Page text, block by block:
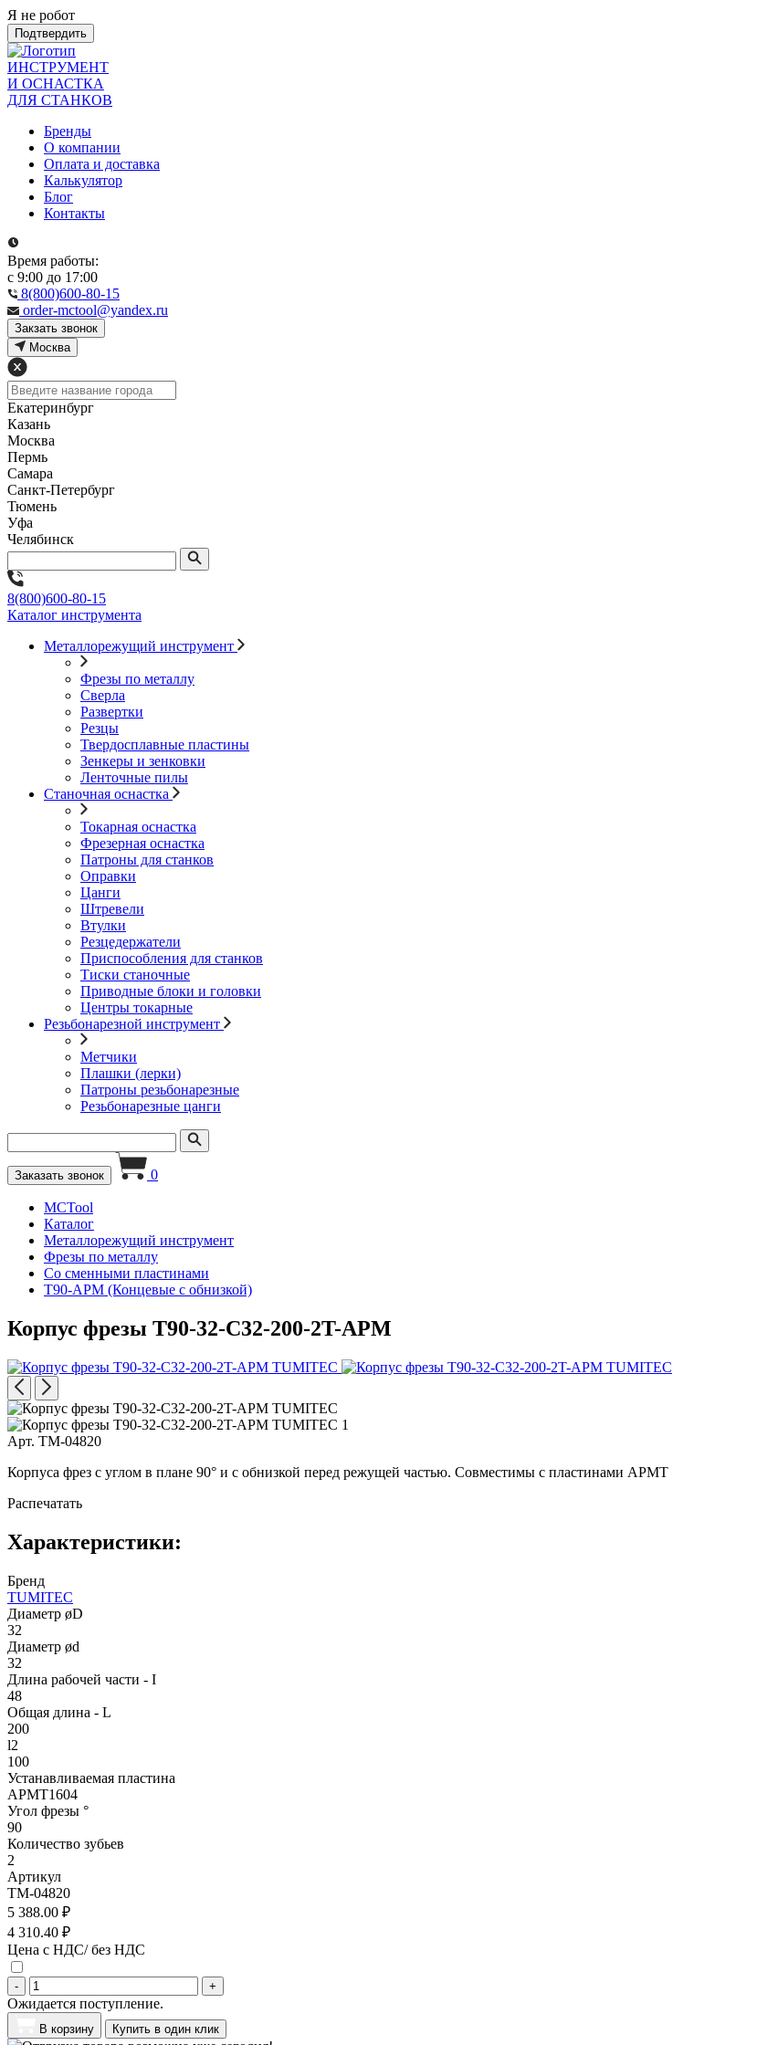
Я не робот
Подтвердить
ИНСТРУМЕНТ
И ОСНАСТКА
ДЛЯ СТАНКОВ
Бренды
О компании
Оплата и доставка
Калькулятор
Блог
Контакты
Время работы:
с 9:00 до 17:00
8(800)600-80-15
order-mctool@yandex.ru
Закзать звонок
Москва
Екатеринбург
Казань
Москва
Пермь
Самара
Санкт-Петербург
Тюмень
Уфа
Челябинск
8(800)600-80-15
Каталог инструмента
Металлорежущий инструмент
Фрезы по металлу
Сверла
Развертки
Резцы
Твердосплавные пластины
Зенкеры и зенковки
Ленточные пилы
Станочная оснастка
Токарная оснастка
Фрезерная оснастка
Патроны для станков
Оправки
Цанги
Штревели
Втулки
Резцедержатели
Приспособления для станков
Тиски станочные
Приводные блоки и головки
Центры токарные
Резьбонарезной инструмент
Метчики
Плашки (лерки)
Патроны резьбонарезные
Резьбонарезные цанги
Заказать звонок 0
MCTool
Каталог
Металлорежущий инструмент
Фрезы по металлу
Со сменными пластинами
T90-APM (Концевые с обнизкой)
Корпус фрезы T90-32-C32-200-2T-APM
Арт. TM-04820
Корпуса фрез с углом в плане 90° и с обнизкой перед режущей частью. Совместимы с пластинами APMT
Распечатать
Характеристики:
Бренд
TUMITEC
Диаметр øD
32
Диаметр ød
32
Длина рабочей части - I
48
Общая длина - L
200
l2
100
Устанавливаемая пластина
APMT1604
Угол фрезы °
90
Количество зубьев
2
Артикул
TM-04820
5 388.00 ₽
4 310.40 ₽
Цена с НДС/ без НДС
- +
Ожидается поступление.
В корзину Купить в один клик